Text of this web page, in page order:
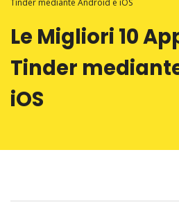
Le Migliori 10
Tinder
iOS